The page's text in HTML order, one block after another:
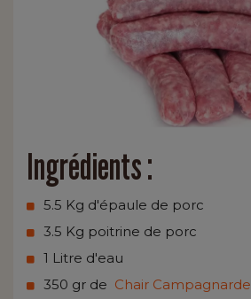
Ingrédients :
5.5 Kg d'épaule de porc
3.5 Kg poitrine de porc
1 Litre d'eau
350 gr de Chair Campagnarde